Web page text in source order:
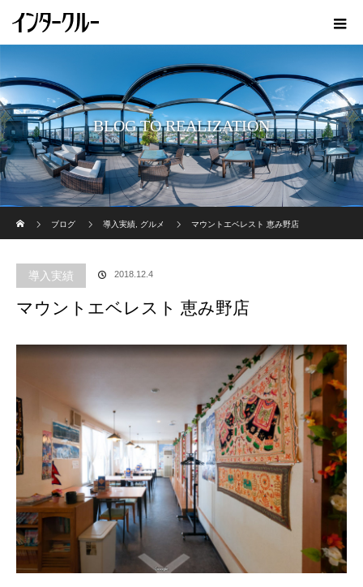
BLOG TO REALIZATION
ブログ
導入実績 グルメ マウントエベレスト 恵み野店
導入実績 2018.12.4
マウントエベレスト 恵み野店